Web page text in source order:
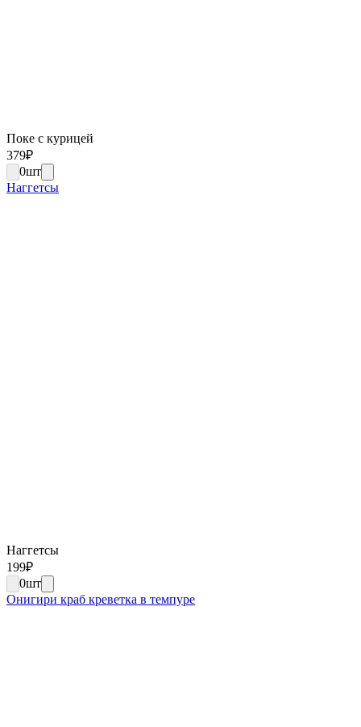
Поке с курицей
379₽
0шт
Наггетсы
Наггетсы
199₽
0шт
Онигири краб креветка в темпуре